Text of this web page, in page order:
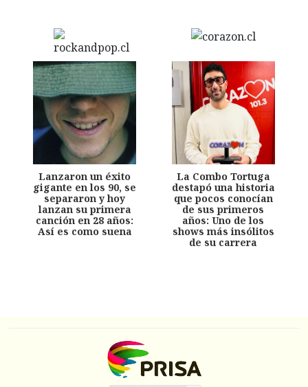
Lanzaron un éxito
gigante en los 90, se
separaron y hoy
lanzan su primera
canción en 28 años:
Así es como suena
La Combo Tortuga
destapó una historia
que pocos conocían
de sus primeros
años: Uno de los
shows más insólitos
de su carrera